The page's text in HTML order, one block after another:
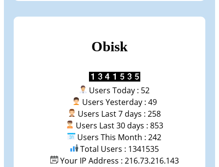
Obisk
Users Today : 52
Users Yesterday : 49
Users Last 7 days : 258
Users Last 30 days : 853
Users This Month : 242
Total Users : 1341535
Your IP Address : 216.73.216.143